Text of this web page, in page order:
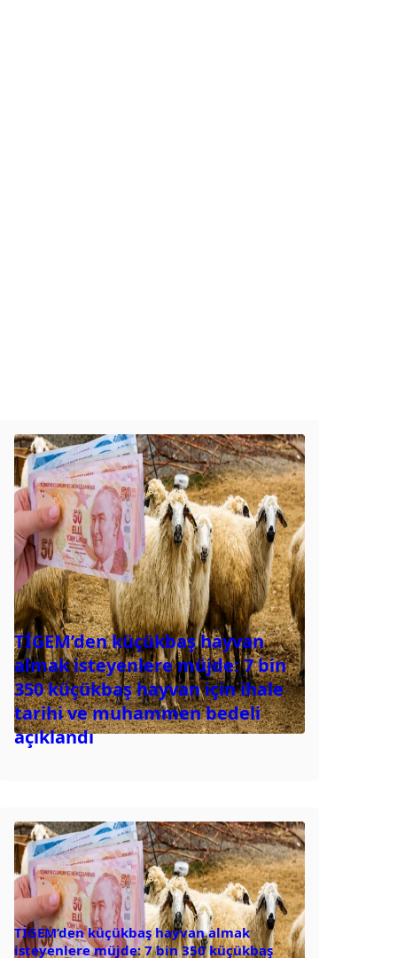
TİGEM’den küçükbaş hayvan
almak isteyenlere müjde: 7 bin
350 küçükbaş hayvan için ihale
tarihi ve muhammen bedeli
açıklandı
TİGEM’den küçükbaş hayvan almak
isteyenlere müjde: 7 bin 350 küçükbaş